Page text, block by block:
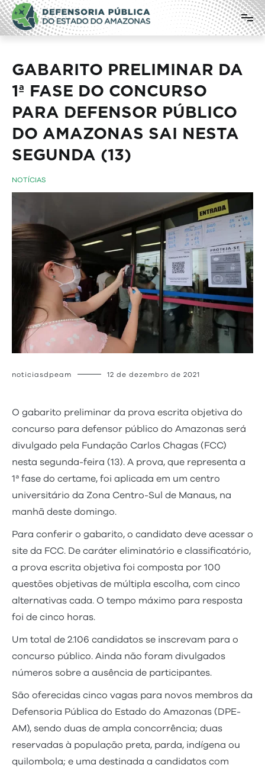
Pular
para
o
conteúdo
Defensoria Pública do Estado do
Amazonas
GABARITO PRELIMINAR DA
1ª FASE DO CONCURSO
PARA DEFENSOR PÚBLICO
DO AMAZONAS SAI NESTA
SEGUNDA (13)
NOTÍCIAS
noticiasdpeam 12 de dezembro de 2021
O gabarito preliminar da prova escrita objetiva do
concurso para defensor público do Amazonas será
divulgado pela Fundação Carlos Chagas (FCC)
nesta segunda-feira (13). A prova, que representa a
1ª fase do certame, foi aplicada em um centro
universitário da Zona Centro-Sul de Manaus, na
manhã deste domingo.
Para conferir o gabarito, o candidato deve acessar o
site da FCC. De caráter eliminatório e classificatório,
a prova escrita objetiva foi composta por 100
questões objetivas de múltipla escolha, com cinco
alternativas cada. O tempo máximo para resposta
foi de cinco horas.
Um total de 2.106 candidatos se inscrevam para o
concurso público. Ainda não foram divulgados
números sobre a ausência de participantes.
São oferecidas cinco vagas para novos membros da
Defensoria Pública do Estado do Amazonas (DPE-
AM), sendo duas de ampla concorrência; duas
reservadas à população preta, parda, indígena ou
quilombola; e uma destinada a candidatos com